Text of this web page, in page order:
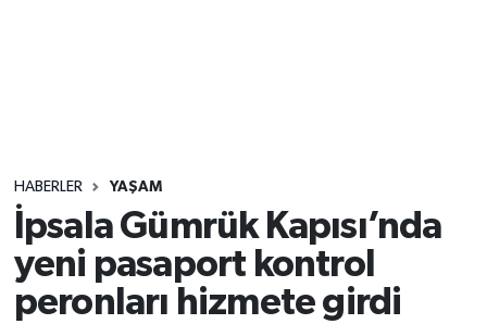
HABERLER YAŞAM
İpsala Gümrük Kapısı’nda
yeni pasaport kontrol
peronları hizmete girdi
Yaşam